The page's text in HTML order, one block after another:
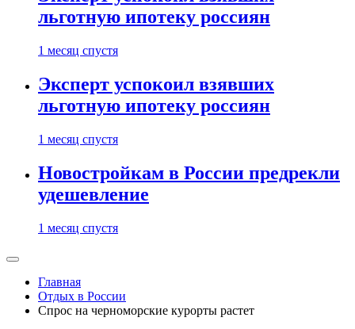
льготную ипотеку россиян
1 месяц спустя
Эксперт успокоил взявших
льготную ипотеку россиян
1 месяц спустя
Новостройкам в России предрекли
удешевление
1 месяц спустя
Главная
Отдых в России
Спрос на черноморские курорты растет